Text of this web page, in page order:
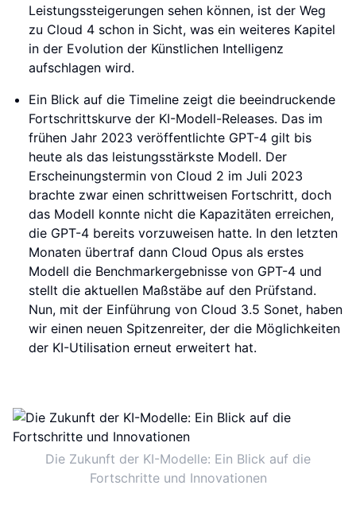
Leistungssteigerungen sehen können, ist der Weg
zu Cloud 4 schon in Sicht, was ein weiteres Kapitel
in der Evolution der Künstlichen Intelligenz
aufschlagen wird.
Ein Blick auf die Timeline zeigt die beeindruckende
Fortschrittskurve der KI-Modell-Releases. Das im
frühen Jahr 2023 veröffentlichte GPT-4 gilt bis
heute als das leistungsstärkste Modell. Der
Erscheinungstermin von Cloud 2 im Juli 2023
brachte zwar einen schrittweisen Fortschritt, doch
das Modell konnte nicht die Kapazitäten erreichen,
die GPT-4 bereits vorzuweisen hatte. In den letzten
Monaten übertraf dann Cloud Opus als erstes
Modell die Benchmarkergebnisse von GPT-4 und
stellt die aktuellen Maßstäbe auf den Prüfstand.
Nun, mit der Einführung von Cloud 3.5 Sonet, haben
wir einen neuen Spitzenreiter, der die Möglichkeiten
der KI-Utilisation erneut erweitert hat.
Die Zukunft der KI-Modelle: Ein Blick auf die
Fortschritte und Innovationen